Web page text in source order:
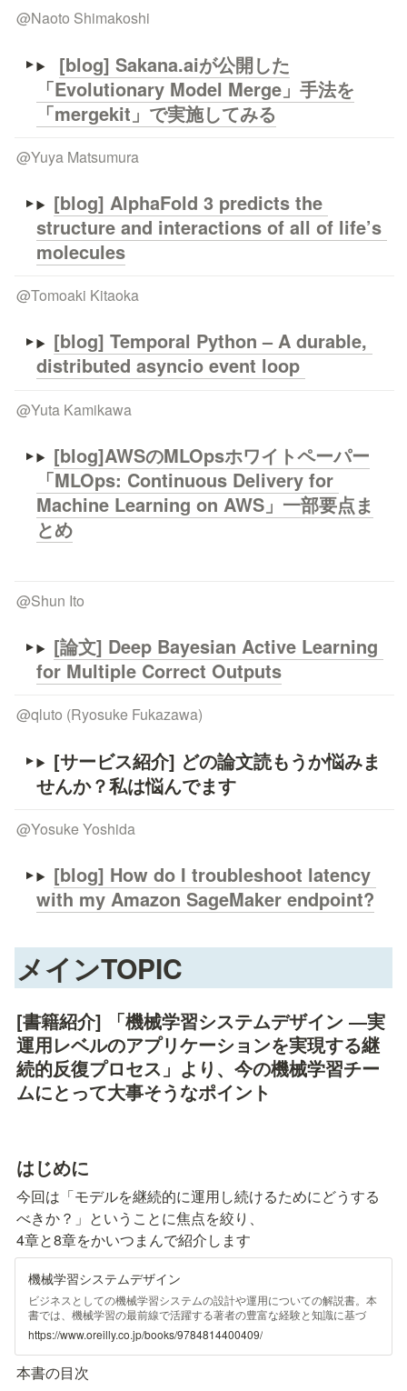
@Naoto Shimakoshi
[blog] Sakana.aiが公開した
「Evolutionary Model Merge」手法を
「mergekit」で実施してみる
@Yuya Matsumura
[blog] AlphaFold 3 predicts the
structure and interactions of all of life’s
molecules
@Tomoaki Kitaoka
[blog] Temporal Python – A durable,
distributed asyncio event loop
@Yuta Kamikawa
[blog]AWSのMLOpsホワイトペーパー
「MLOps: Continuous Delivery for
Machine Learning on AWS」一部要点ま
とめ
@Shun Ito
[論文] Deep Bayesian Active Learning
for Multiple Correct Outputs
@qluto (Ryosuke Fukazawa)
[サービス紹介] どの論文読もうか悩みま
せんか？私は悩んでます
@Yosuke Yoshida
[blog] How do I troubleshoot latency
with my Amazon SageMaker endpoint?
メインTOPIC
[書籍紹介] 「機械学習システムデザイン ―実
運用レベルのアプリケーションを実現する継
続的反復プロセス」より、今の機械学習チー
ムにとって大事そうなポイント
はじめに
今回は「モデルを継続的に運用し続けるためにどうする
べきか？」ということに焦点を絞り、
4章と8章をかいつまんで紹介します
機械学習システムデザイン
ビジネスとしての機械学習システムの設計や運用についての解説書。本
書では、機械学習の最前線で活躍する著者の豊富な経験と知識に基づ
き、エンド・ツー・エンドの機械学習システムを設計・構築するための
基本原則を明らかにします。訓練データの処理方法、特徴の使い方、モ
デルを再訓練する頻度、監視すべき項目……このような設計上の決定が
システム全体の目的達成にどのように寄与するのかを、実際のケースス
https://www.oreilly.co.jp/books/9784814400409/
本書の目次